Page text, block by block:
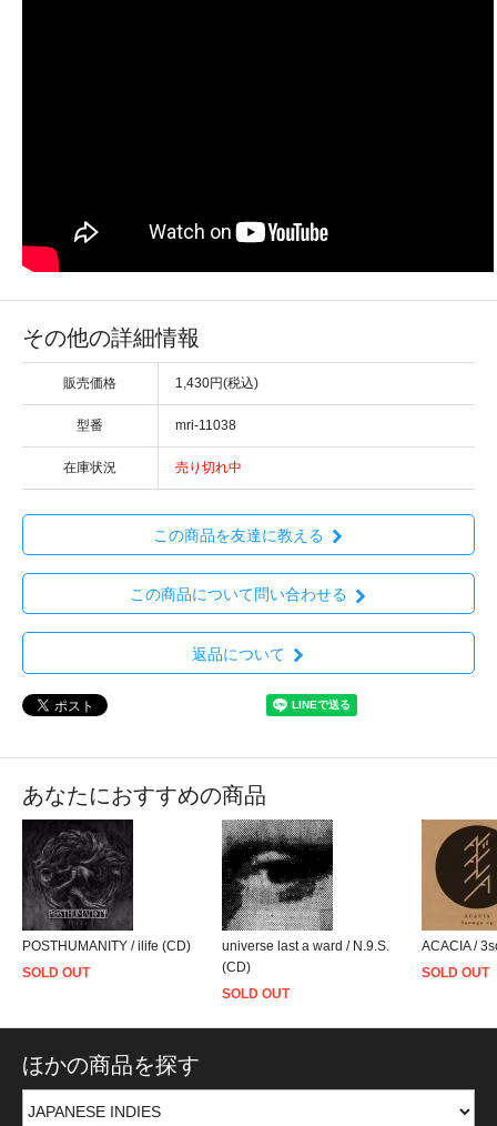
その他の詳細情報
販売価格 1,430円(税込)
型番 mri-11038
在庫状況 売り切れ中
この商品を友達に教える
この商品について問い合わせる
返品について
あなたにおすすめの商品
POSTHUMANITY / ilife (CD)
SOLD OUT
universe last a ward / N.9.S.
(CD)
SOLD OUT
ACACIA /
SOLD OUT
ほかの商品を探す